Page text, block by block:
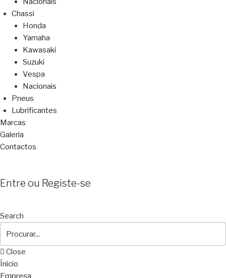
Chassi
Honda
Yamaha
Kawasaki
Suzuki
Vespa
Nacionais
Pneus
Lubrificantes
Marcas
Galeria
Contactos
Entre ou Registe-se
Search
Close
Ínicio
Empresa